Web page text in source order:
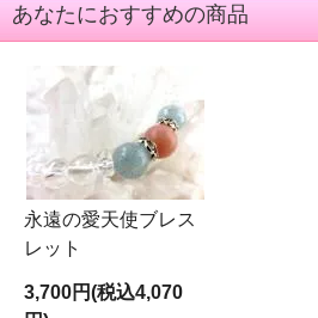
あなたにおすすめの商品
永遠の愛天使ブレス
レット
3,700円(税込4,070